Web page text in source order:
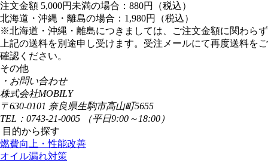
注文金額 5,000円未満の場合：880円（税込）
北海道・沖縄・離島の場合：1,980円（税込）
※北海道・沖縄・離島につきましては、ご注文金額に関わらず
上記の送料を別途申し受けます。受注メールにて再度送料をご
確認ください。
その他
・お問い合わせ
株式会社MOBILY
〒630-0101 奈良県生駒市高山町5655
TEL：0743‐21‐0005 （平日9:00～18:00）
目的から探す
燃費向上・性能改善
オイル漏れ対策